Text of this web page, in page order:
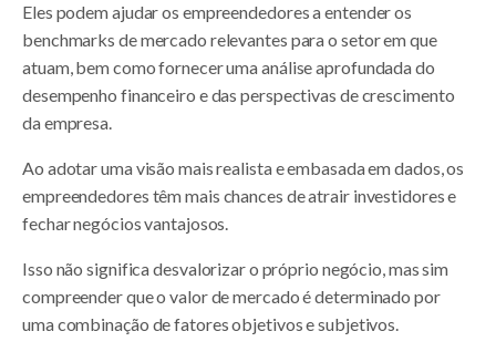
Eles podem ajudar os empreendedores a entender os
benchmarks de mercado relevantes para o setor em que
atuam, bem como fornecer uma análise aprofundada do
desempenho financeiro e das perspectivas de crescimento
da empresa.
Ao adotar uma visão mais realista e embasada em dados, os
empreendedores têm mais chances de atrair investidores e
fechar negócios vantajosos.
Isso não significa desvalorizar o próprio negócio, mas sim
compreender que o valor de mercado é determinado por
uma combinação de fatores objetivos e subjetivos.